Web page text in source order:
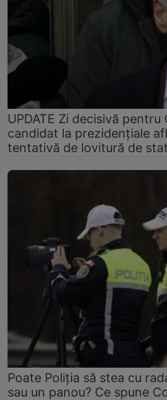
UPDATE Zi decisivă
candidat la prezidențiale
tentativă de lovitură de stat
Poate Poliția să stea cu
sau un panou? Ce spune